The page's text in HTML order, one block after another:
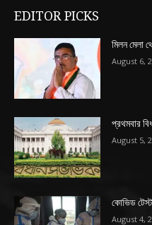
EDITOR PICKS
মিলন মেলা
August 6,
প্রথমবার
August 5,
কোভিড
August 4,